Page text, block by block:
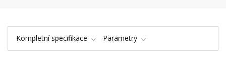
Kompletní specifikace Parametry